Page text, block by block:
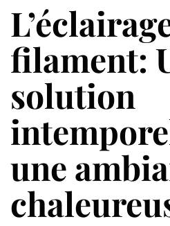
filament:
solution
une